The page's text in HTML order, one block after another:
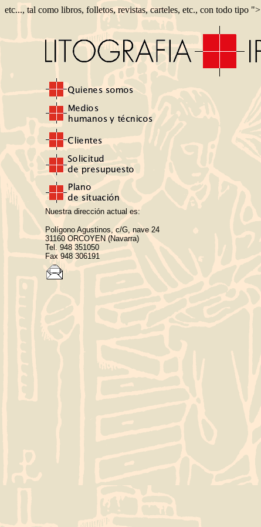
etc..., tal como libros, folletos, revistas, carteles, etc., con todo tipo ">
Nuestra dirección actual es:
Polígono Agustinos, c/G, nave 24
31160 ORCOYEN (Navarra)
Tel. 948 351050
Fax 948 306191